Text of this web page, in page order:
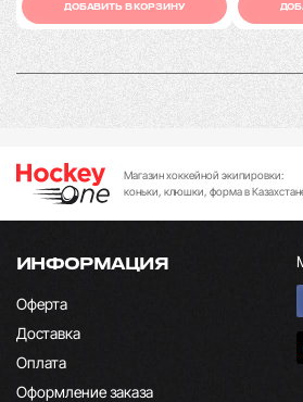
ДОБАВИТЬ В КОРЗИНУ
Магазин хоккейной экипировки:
коньки, клюшки, форма в
ИНФОРМАЦИЯ
Оферта
Доставка
Оплата
Оформление заказа